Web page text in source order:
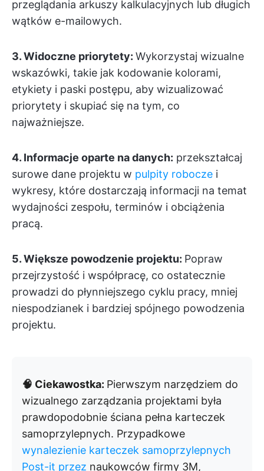
przeglądania arkuszy kalkulacyjnych lub długich
wątków e-mailowych.
3. Widoczne priorytety: Wykorzystaj wizualne
wskazówki, takie jak kodowanie kolorami,
etykiety i paski postępu, aby wizualizować
priorytety i skupiać się na tym, co
najważniejsze.
4. Informacje oparte na danych: przekształcaj
surowe dane projektu w pulpity robocze i
wykresy, które dostarczają informacji na temat
wydajności zespołu, terminów i obciążenia
pracą.
5. Większe powodzenie projektu: Popraw
przejrzystość i współpracę, co ostatecznie
prowadzi do płynniejszego cyklu pracy, mniej
niespodzianek i bardziej spójnego powodzenia
projektu.
🧠 Ciekawostka: Pierwszym narzędziem do
wizualnego zarządzania projektami była
prawdopodobnie ściana pełna karteczek
samoprzylepnych. Przypadkowe
wynalezienie karteczek samoprzylepnych
Post-it przez naukowców firmy 3M,